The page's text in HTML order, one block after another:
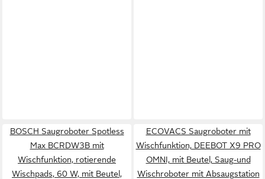
BOSCH Saugroboter Spotless
Max BCRDW3B mit
Wischfunktion, rotierende
Wischpads, 60 W, mit Beutel,
ECOVACS Saugroboter mit
Wischfunktion, DEEBOT X9 PRO
OMNI, mit Beutel, Saug-und
Wischroboter mit Absaugstation